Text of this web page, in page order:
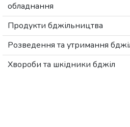
обладнання
Продукти бджільництва
Розведення та утримання
Хвороби та шкідники бджіл